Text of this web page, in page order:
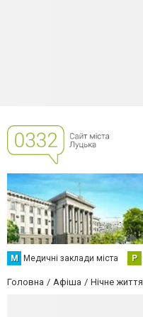
М Медичні заклади міста Р
Головна Афіша Нічне життя